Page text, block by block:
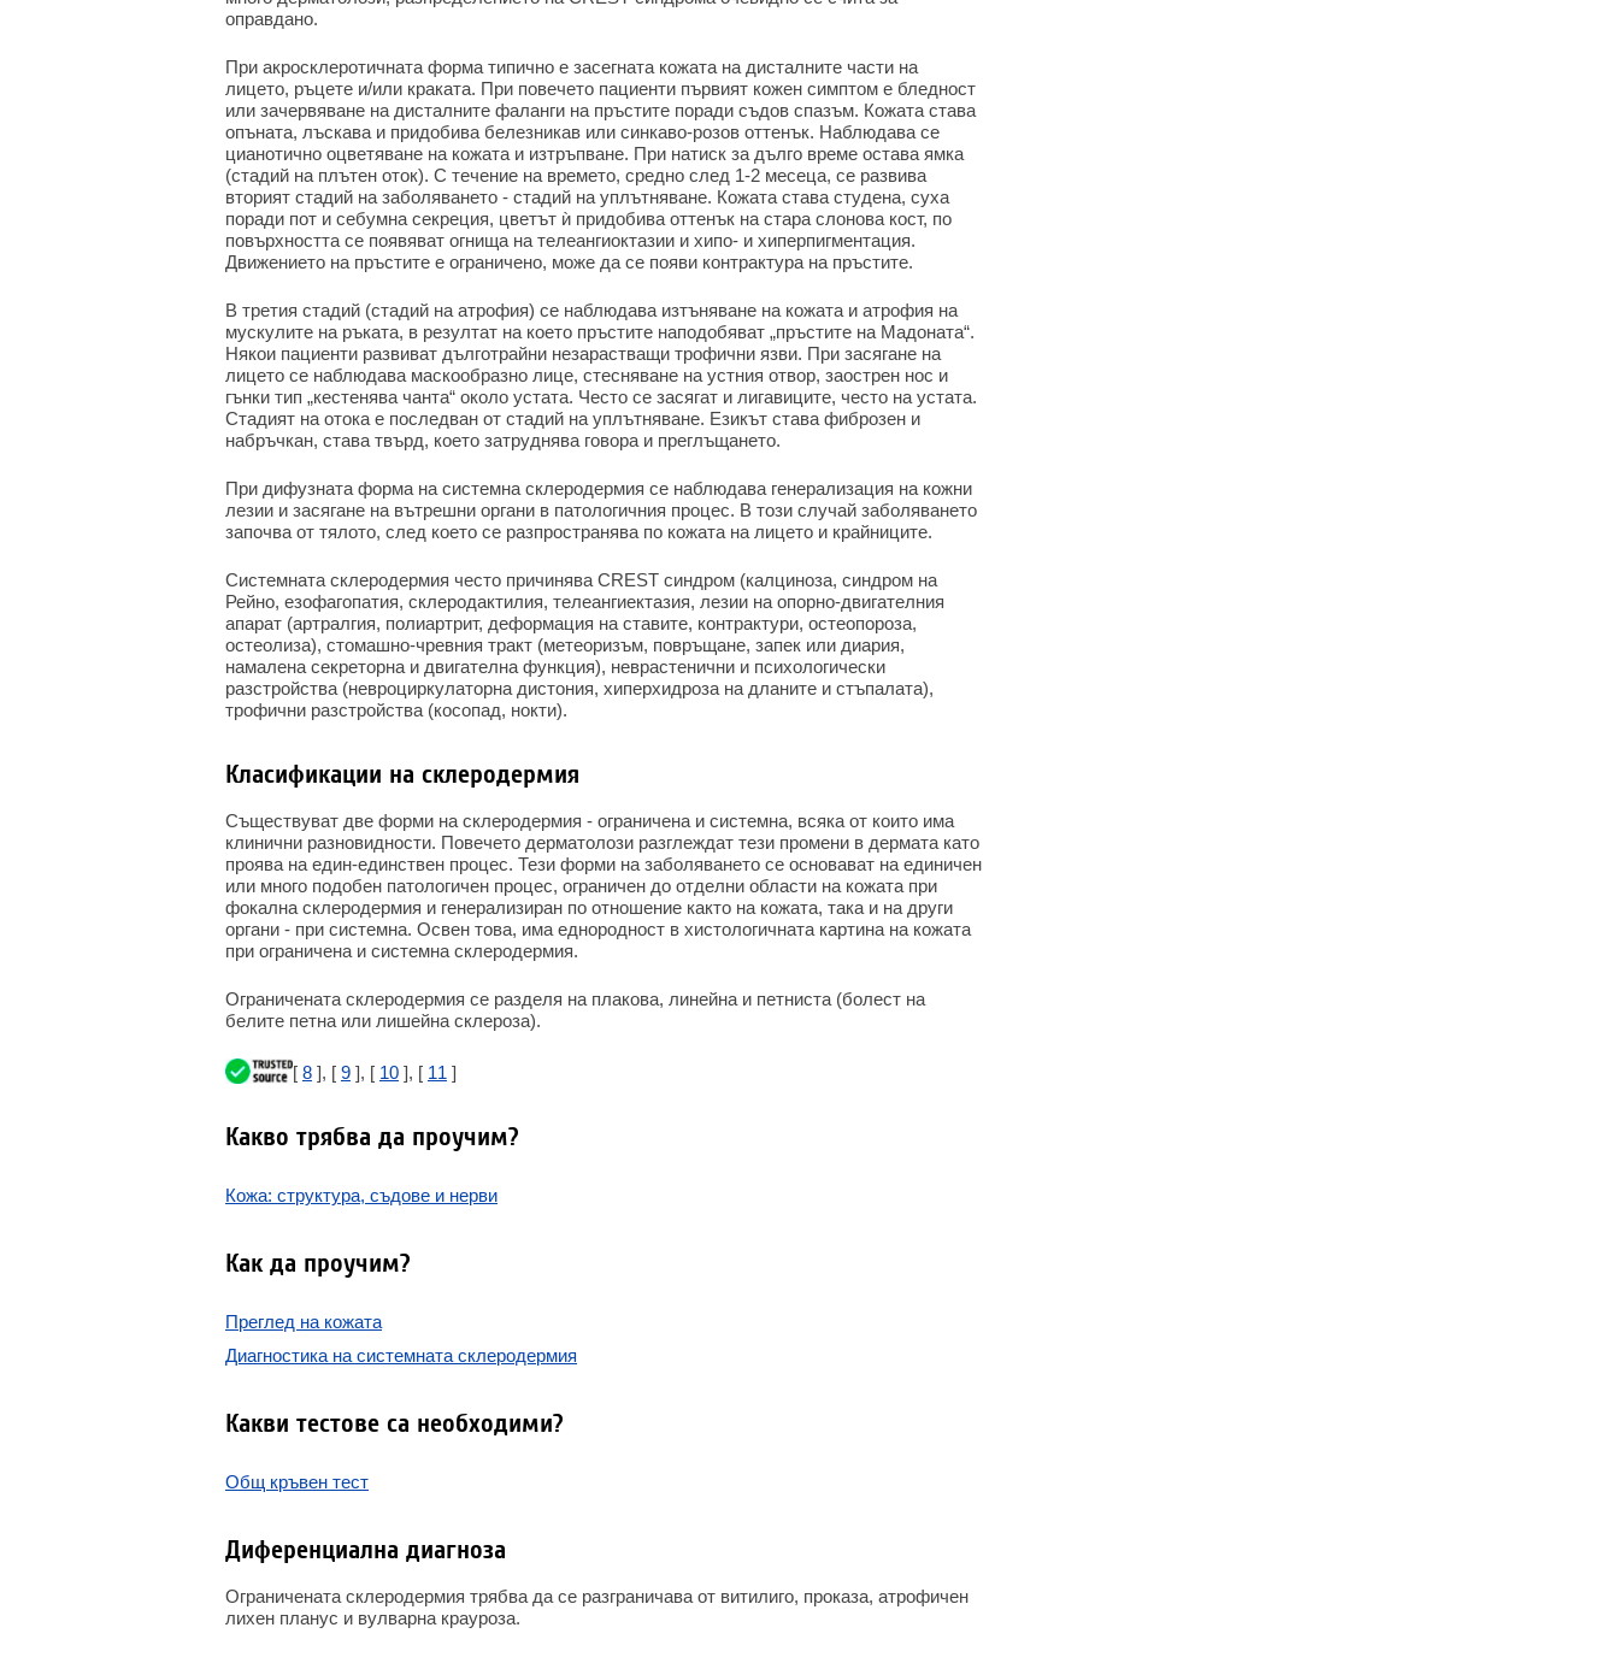
оправдано.
При акросклеротичната форма типично е засегната кожата на дисталните части на
лицето, ръцете и/или краката. При повечето пациенти първият кожен симптом е бледност
или зачервяване на дисталните фаланги на пръстите поради съдов спазъм. Кожата става
опъната, лъскава и придобива белезникав или синкаво-розов оттенък. Наблюдава се
цианотично оцветяване на кожата и изтръпване. При натиск за дълго време остава ямка
(стадий на плътен оток). С течение на времето, средно след 1-2 месеца, се развива
вторият стадий на заболяването - стадий на уплътняване. Кожата става студена, суха
поради пот и себумна секреция, цветът ѝ придобива оттенък на стара слонова кост, по
повърхността се появяват огнища на телеангиоктазии и хипо- и хиперпигментация.
Движението на пръстите е ограничено, може да се появи контрактура на пръстите.
В третия стадий (стадий на атрофия) се наблюдава изтъняване на кожата и атрофия на
мускулите на ръката, в резултат на което пръстите наподобяват „пръстите на Мадоната“.
Някои пациенти развиват дълготрайни незарастващи трофични язви. При засягане на
лицето се наблюдава маскообразно лице, стесняване на устния отвор, заострен нос и
гънки тип „кестенява чанта“ около устата. Често се засягат и лигавиците, често на устата.
Стадият на отока е последван от стадий на уплътняване. Езикът става фиброзен и
набръчкан, става твърд, което затруднява говора и преглъщането.
При дифузната форма на системна склеродермия се наблюдава генерализация на кожни
лезии и засягане на вътрешни органи в патологичния процес. В този случай заболяването
започва от тялото, след което се разпространява по кожата на лицето и крайниците.
Системната склеродермия често причинява CREST синдром (калциноза, синдром на
Рейно, езофагопатия, склеродактилия, телеангиектазия, лезии на опорно-двигателния
апарат (артралгия, полиартрит, деформация на ставите, контрактури, остеопороза,
остеолиза), стомашно-чревния тракт (метеоризъм, повръщане, запек или диария,
намалена секреторна и двигателна функция), неврастенични и психологически
разстройства (невроциркулаторна дистония, хиперхидроза на дланите и стъпалата),
трофични разстройства (косопад, нокти).
Класификации на склеродермия
Съществуват две форми на склеродермия - ограничена и системна, всяка от които има
клинични разновидности. Повечето дерматолози разглеждат тези промени в дермата като
проява на един-единствен процес. Тези форми на заболяването се основават на единичен
или много подобен патологичен процес, ограничен до отделни области на кожата при
фокална склеродермия и генерализиран по отношение както на кожата, така и на други
органи - при системна. Освен това, има еднородност в хистологичната картина на кожата
при ограничена и системна склеродермия.
Ограничената склеродермия се разделя на плакова, линейна и петниста (болест на
белите петна или лишейна склероза).
[ 8 ], [ 9 ], [ 10 ], [ 11 ]
Какво трябва да проучим?
Кожа: структура, съдове и нерви
Как да проучим?
Преглед на кожата
Диагностика на системната склеродермия
Какви тестове са необходими?
Общ кръвен тест
Диференциална диагноза
Ограничената склеродермия трябва да се разграничава от витилиго, проказа, атрофичен
лихен планус и вулварна крауроза.